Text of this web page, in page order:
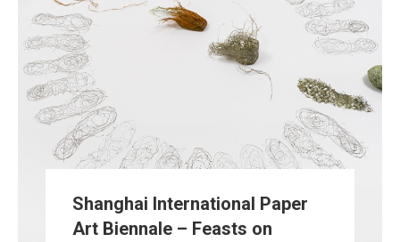
Shanghai International Paper
Art Biennale – Feasts on